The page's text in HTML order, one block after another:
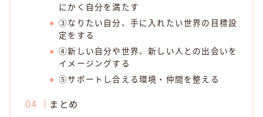
にかく自分を満たす
③なりたい自分、手に入れたい世界の目標設
定をする
④新しい自分や世界、新しい人との出会いを
イメージングする
⑤サポートし合える環境・仲間を整える
まとめ